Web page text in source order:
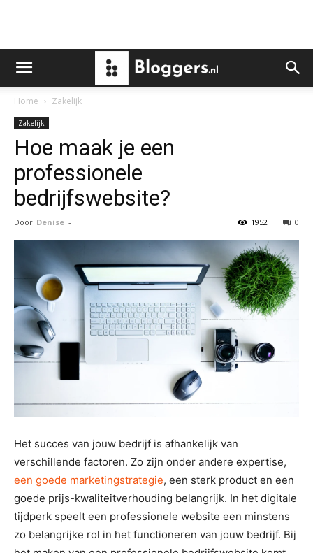
Home Zakelijk
Zakelijk
Hoe maak je een
professionele
bedrijfswebsite?
Door Denise - 0
1952
Het succes van jouw bedrijf is afhankelijk van
verschillende factoren. Zo zijn onder andere expertise,
een goede marketingstrategie, een sterk product en een
goede prijs-kwaliteitverhouding belangrijk. In het digitale
tijdperk speelt een professionele website een minstens
zo belangrijke rol in het functioneren van jouw bedrijf. Bij